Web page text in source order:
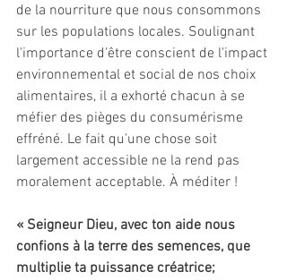
de la nourriture que nous consommons
sur les populations locales. Soulignant
l'importance d'être conscient de l'impact
environnemental et social de nos choix
alimentaires, il a exhorté chacun à se
méfier des pièges du consumérisme
effréné. Le fait qu'une chose soit
largement accessible ne la rend pas
moralement acceptable. À méditer !
« Seigneur Dieu, avec ton aide nous
confions à la terre des semences, que
multiplie ta puissance créatrice;